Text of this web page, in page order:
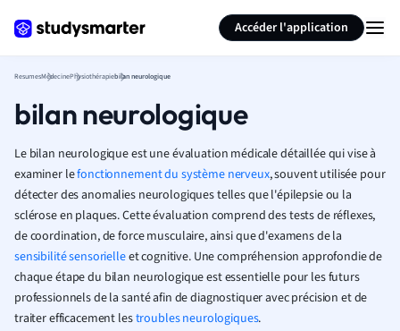
Accéder l'application
ResumesMédecinePhysiothérapiebilan neurologique
bilan neurologique
Le bilan neurologique est une évaluation médicale détaillée qui vise à
examiner lefonctionnement du système nerveux, souvent utilisée pour
détecter des anomalies neurologiques telles que l'épilepsie ou la
sclérose en plaques. Cette évaluation comprend des tests de réflexes,
de coordination, de force musculaire, ainsi que d'examens de la
sensibilité sensorielleet cognitive. Une compréhension approfondie de
chaque étape du bilan neurologique est essentielle pour les futurs
professionnels de la santé afin de diagnostiquer avec précision et de
traiter efficacement lestroubles neurologiques.
Résumer la page